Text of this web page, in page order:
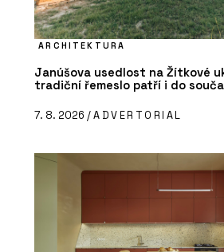
ARCHITEKTURA
Janúšova usedlost na Žítkové
tradiční řemeslo patří i do
7. 8. 2026 /ADVERTORIAL